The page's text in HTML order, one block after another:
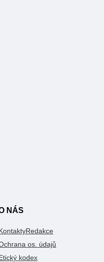
NÁS
Redakce
os. údajů
kodex